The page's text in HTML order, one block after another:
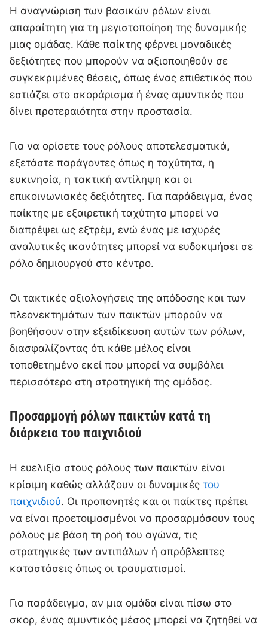
Η αναγνώριση των βασικών ρόλων είναι
απαραίτητη για τη μεγιστοποίηση της δυναμικής
μιας ομάδας. Κάθε παίκτης φέρνει μοναδικές
δεξιότητες που μπορούν να αξιοποιηθούν σε
συγκεκριμένες θέσεις, όπως ένας επιθετικός που
εστιάζει στο σκοράρισμα ή ένας αμυντικός που
δίνει προτεραιότητα στην προστασία.
Για να ορίσετε τους ρόλους αποτελεσματικά,
εξετάστε παράγοντες όπως η ταχύτητα, η
ευκινησία, η τακτική αντίληψη και οι
επικοινωνιακές δεξιότητες. Για παράδειγμα, ένας
παίκτης με εξαιρετική ταχύτητα μπορεί να
διαπρέψει ως εξτρέμ, ενώ ένας με ισχυρές
αναλυτικές ικανότητες μπορεί να ευδοκιμήσει σε
ρόλο δημιουργού στο κέντρο.
Οι τακτικές αξιολογήσεις της απόδοσης και των
πλεονεκτημάτων των παικτών μπορούν να
βοηθήσουν στην εξειδίκευση αυτών των ρόλων,
διασφαλίζοντας ότι κάθε μέλος είναι
τοποθετημένο εκεί που μπορεί να συμβάλει
περισσότερο στη στρατηγική της ομάδας.
Προσαρμογή ρόλων παικτών κατά τη
διάρκεια του παιχνιδιού
Η ευελιξία στους ρόλους των παικτών είναι
κρίσιμη καθώς αλλάζουν οι δυναμικέςτου
παιχνιδιού. Οι προπονητές και οι παίκτες πρέπει
να είναι προετοιμασμένοι να προσαρμόσουν τους
ρόλους με βάση τη ροή του αγώνα, τις
στρατηγικές των αντιπάλων ή απρόβλεπτες
καταστάσεις όπως οι τραυματισμοί.
Για παράδειγμα, αν μια ομάδα είναι πίσω στο
σκορ, ένας αμυντικός μέσος μπορεί να ζητηθεί να